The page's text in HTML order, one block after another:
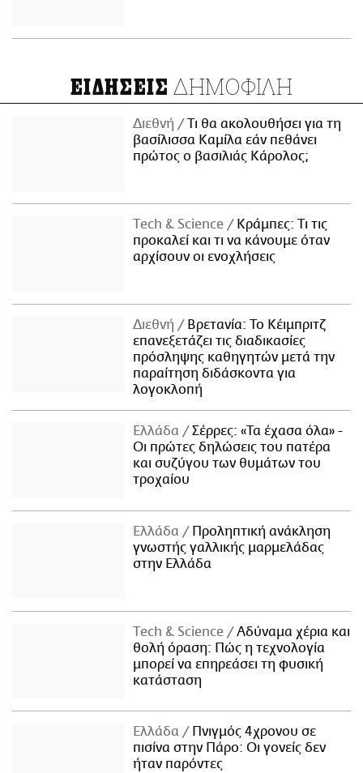
ΕΙΔΗΣΕΙΣ ΔΗΜΟΦΙΛΗ
Διεθνή
Τι θα ακολουθήσει για τη
βασίλισσα Καμίλα εάν πεθάνει
πρώτος ο βασιλιάς Κάρολος;
Τech & Science
Κράμπες: Τι τις
προκαλεί και τι να κάνουμε όταν
αρχίσουν οι ενοχλήσεις
Διεθνή
Βρετανία: Το Κέιμπριτζ
επανεξετάζει τις διαδικασίες
πρόσληψης καθηγητών μετά την
παραίτηση διδάσκοντα για
λογοκλοπή
Ελλάδα
Σέρρες: «Τα έχασα όλα» -
Οι πρώτες δηλώσεις του πατέρα
και συζύγου των θυμάτων του
τροχαίου
Ελλάδα
Προληπτική ανάκληση
γνωστής γαλλικής μαρμελάδας
στην Ελλάδα
Τech & Science
Αδύναμα χέρια και
θολή όραση: Πώς η τεχνολογία
μπορεί να επηρεάσει τη φυσική
κατάσταση
Ελλάδα
Πνιγμός 4χρονου σε
πισίνα στην Πάρο: Οι γονείς δεν
ήταν παρόντες